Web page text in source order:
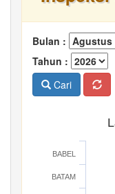
Bulan :
Tahun :
Cari
BABEL
BATAM